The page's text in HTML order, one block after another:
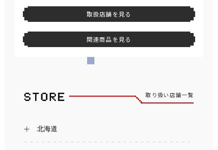
取扱店舗を見る
関連商品を見る
取り扱い店舗一覧
北海道